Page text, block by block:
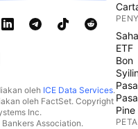
oleh ICE Data Services.
oleh FactSet. Copyright
Inc.
Association.
ETF
Bon
Pine